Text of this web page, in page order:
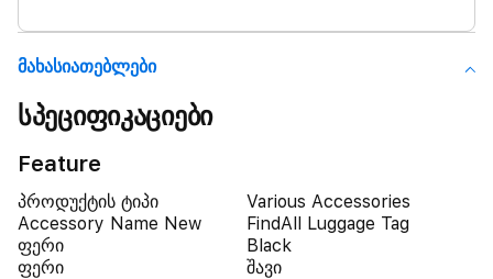
Მახასიათებლები
სპეციფიკაციები
Feature
პროდუქტის ტიპი
Various Accessories
Accessory Name New
FindAll Luggage Tag
ფერი
Black
ფერი
შავი